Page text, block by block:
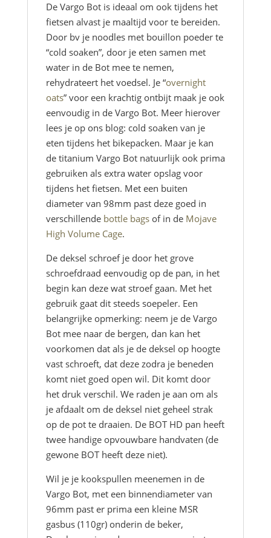
De Vargo Bot is ideaal om ook tijdens het
fietsen alvast je maaltijd voor te bereiden.
Door bv je noodles met bouillon poeder te
“cold soaken”, door je eten samen met
water in de Bot mee te nemen,
rehydrateert het voedsel. Je “overnight
oats” voor een krachtig ontbijt maak je ook
eenvoudig in de Vargo Bot. Meer hierover
lees je op ons blog: cold soaken van je
eten tijdens het bikepacken. Maar je kan
de titanium Vargo Bot natuurlijk ook prima
gebruiken als extra water opslag voor
tijdens het fietsen. Met een buiten
diameter van 98mm past deze goed in
verschillende bottle bagsof in de Mojave
High Volume Cage.
De deksel schroef je door het grove
schroefdraad eenvoudig op de pan, in het
begin kan deze wat stroef gaan. Met het
gebruik gaat dit steeds soepeler. Een
belangrijke opmerking: neem je de Vargo
Bot mee naar de bergen, dan kan het
voorkomen dat als je de deksel op hoogte
vast schroeft, dat deze zodra je beneden
komt niet goed open wil. Dit komt door
het druk verschil. We raden je aan om als
je afdaalt om de deksel niet geheel strak
op de pot te draaien. De BOT HD pan heeft
twee handige opvouwbare handvaten (de
gewone BOT heeft deze niet).
Wil je je kookspullen meenemen in de
Vargo Bot, met een binnendiameter van
96mm past er prima een kleine MSR
gasbus (110gr) onderin de beker,